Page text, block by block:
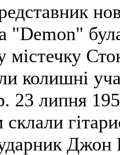
"Demon"
містечку
колишні
23 липня
Джон